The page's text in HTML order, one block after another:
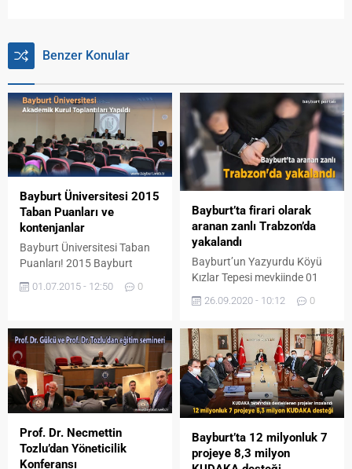
Benzer Konular
Bayburt Üniversitesi 2015
Taban Puanları ve
kontenjanlar
Bayburt Üniversitesi Taban
Puanları! 2015 Bayburt
Üniversitesi Bölümleri Taban
Puanları Üniversite
üniversite tercih süreci belli
oldu. Lisans Yerleştirme
Sınavı’nın (LYS) son
oturumlarının bugün ve yarın
tamamlanmasıyla tercih
dönemi başlayacak. YÖK’ten
üniversite tercihleri 6- 14
Temmuz tarihleri arasında
01.07.2015 - 12:50 0
Bayburt’ta firari olarak
aranan zanlı Trabzon’da
yakalandı
Bayburt’un Yazyurdu Köyü
Kızlar Tepesi mevkiinde 01
isimli şahsın öldürülmesi
aranan firari şahıs Ş. H.
Trabzon’un Of ilçesinde
yakalandı. Bayburt
Cumhuriyet Başsavcılığınca
yakalanması yönünde
aranan firari şahsın Trabzon
Of İlçe merkezinde bulunan
O.V. isimli işletmede kardeşi
adına düzenlenmiş kimlik
26.09.2020 - 10:12 0
Prof. Dr. Necmettin
Tozlu’dan Yöneticilik
Konferansı
Bayburt’ta 12 milyonluk 7
projeye 8,3 milyon